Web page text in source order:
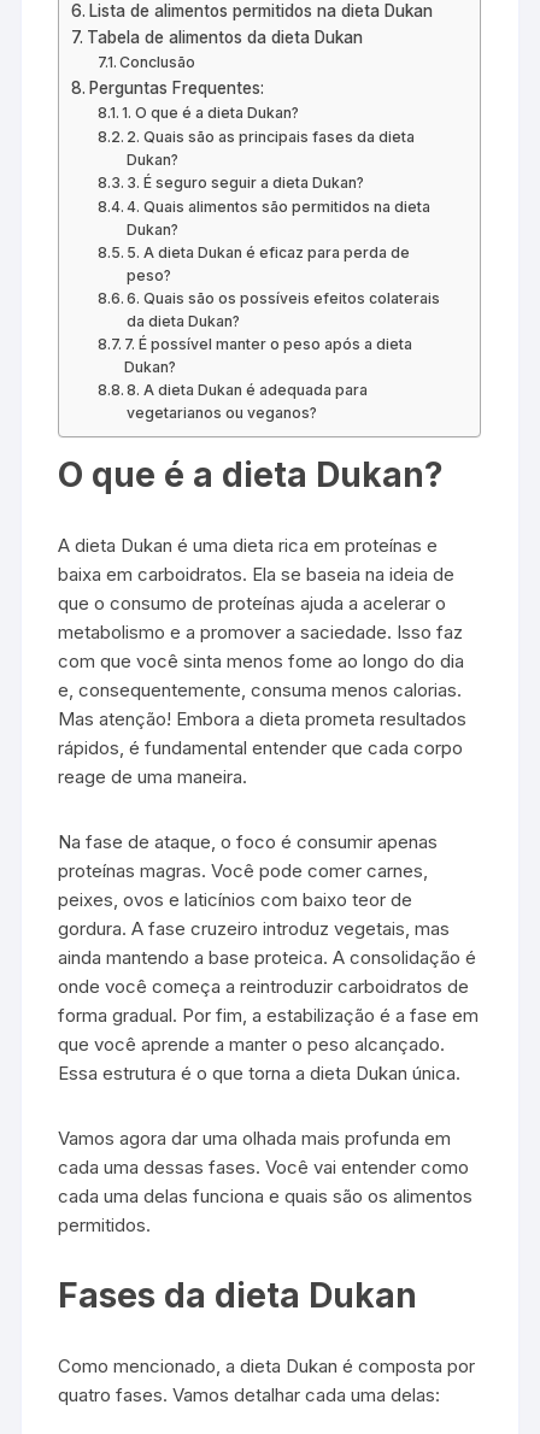
Lista de alimentos permitidos na dieta Dukan
Tabela de alimentos da dieta Dukan
Conclusão
Perguntas Frequentes:
1. O que é a dieta Dukan?
2. Quais são as principais fases da dieta
Dukan?
3. É seguro seguir a dieta Dukan?
4. Quais alimentos são permitidos na dieta
Dukan?
5. A dieta Dukan é eficaz para perda de
peso?
6. Quais são os possíveis efeitos colaterais
da dieta Dukan?
7. É possível manter o peso após a dieta
Dukan?
8. A dieta Dukan é adequada para
vegetarianos ou veganos?
O que é a dieta Dukan?
A dieta Dukan é uma dieta rica em proteínas e
baixa em carboidratos. Ela se baseia na ideia de
que o consumo de proteínas ajuda a acelerar o
metabolismo e a promover a saciedade. Isso faz
com que você sinta menos fome ao longo do dia
e, consequentemente, consuma menos calorias.
Mas atenção! Embora a dieta prometa resultados
rápidos, é fundamental entender que cada corpo
reage de uma maneira.
Na fase de ataque, o foco é consumir apenas
proteínas magras. Você pode comer carnes,
peixes, ovos e laticínios com baixo teor de
gordura. A fase cruzeiro introduz vegetais, mas
ainda mantendo a base proteica. A consolidação é
onde você começa a reintroduzir carboidratos de
forma gradual. Por fim, a estabilização é a fase em
que você aprende a manter o peso alcançado.
Essa estrutura é o que torna a dieta Dukan única.
Vamos agora dar uma olhada mais profunda em
cada uma dessas fases. Você vai entender como
cada uma delas funciona e quais são os alimentos
permitidos.
Fases da dieta Dukan
Como mencionado, a dieta Dukan é composta por
quatro fases. Vamos detalhar cada uma delas: